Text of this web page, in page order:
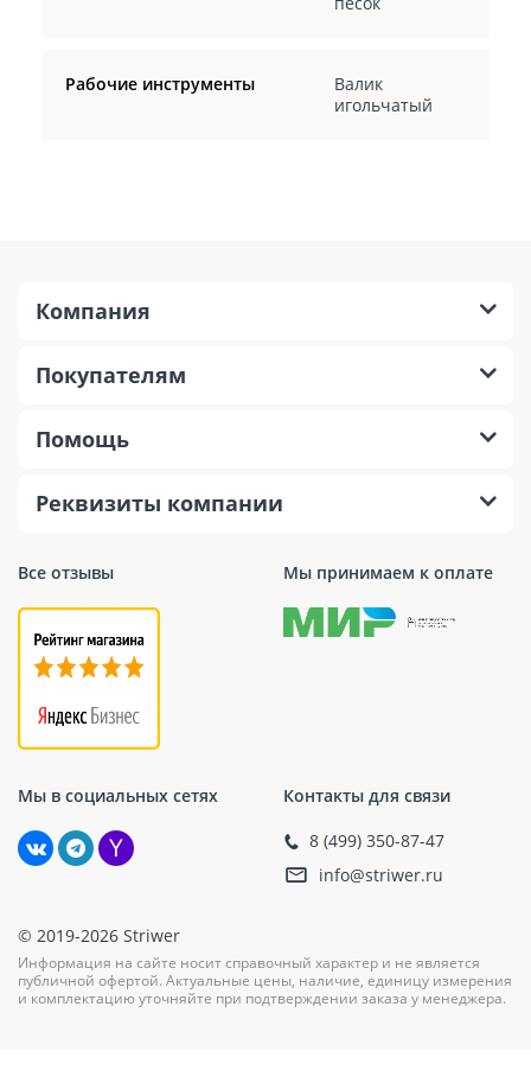
Рабочие инструменты
Валик
игольчатый
Все отзывы Мы принимаем к оплате
Мы в социальных сетях Контакты для связи
8 (499) 350-87-47
info@striwer.ru
Компания
Покупателям
Помощь
Реквизиты компании
© 2019-2026 Striwer
Информация на сайте носит справочный характер и не является
публичной офертой. Актуальные цены, наличие, единицу измерения
и комплектацию уточняйте при подтверждении заказа у менеджера.